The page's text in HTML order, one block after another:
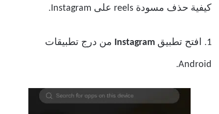
كيفية حذف مسودة reels على Instagram.
1. افتح تطبيق Instagram من درج تطبيقات
Android.